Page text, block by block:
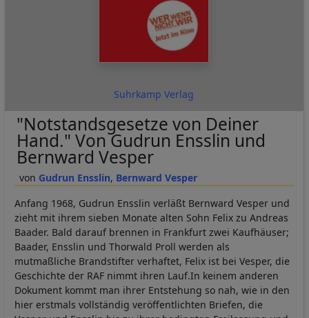
Suhrkamp Verlag
Gudrun Ensslin Bernward Vesper
"Notstandsgesetze von Deiner
Hand." Von Gudrun Ensslin und
Bernward Vesper
Anfang 1968, Gudrun Ensslin verläßt Bernward Vesper und
zieht mit ihrem sieben Monate alten Sohn Felix zu Andreas
Baader. Bald darauf brennen in Frankfurt zwei Kaufhäuser;
Baader, Ensslin und Thorwald Proll werden als
mutmaßliche Brandstifter verhaftet, Felix ist bei Vesper, die
Geschichte der RAF nimmt ihren Lauf.In keinem anderen
Dokument kommt man ihrer Entstehung so nah, wie in den
hier erstmals vollständig veröffentlichten Briefen, die